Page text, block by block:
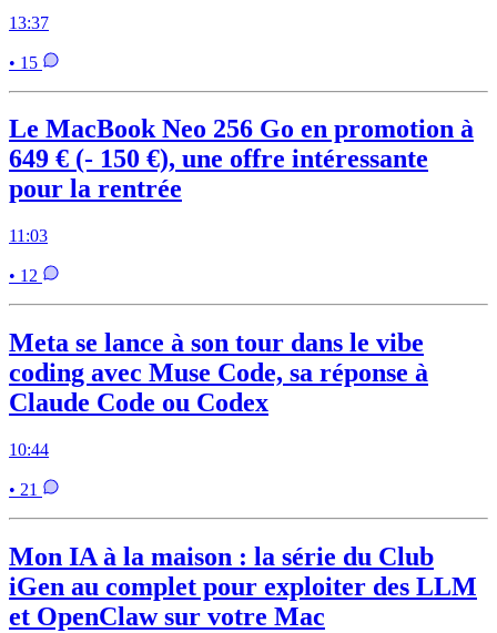
13:37
• 15
Le MacBook Neo 256 Go en promotion à
649 € (- 150 €), une offre intéressante
pour la rentrée
11:03
• 12
Meta se lance à son tour dans le vibe
coding avec Muse Code, sa réponse à
Claude Code ou Codex
10:44
• 21
Mon IA à la maison : la série du Club
iGen au complet pour exploiter des LLM
et OpenClaw sur votre Mac